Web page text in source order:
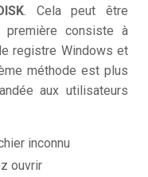
. Cela peut être
consiste à
registre Windows et
méthode est plus
aux utilisateurs
inconnu
ouvrir